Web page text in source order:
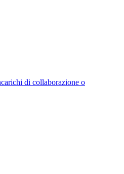
di collaborazione o